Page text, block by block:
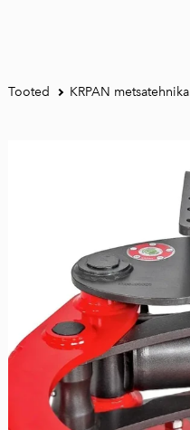
Tooted KRPAN metsatehnika